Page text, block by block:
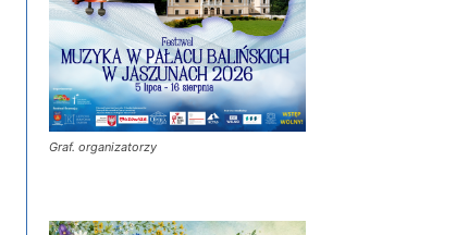
Graf. organizatorzy